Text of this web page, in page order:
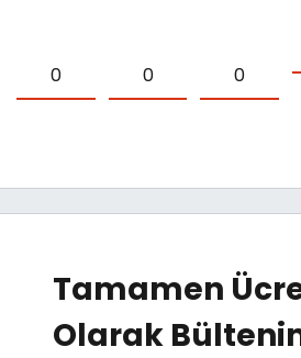
0 0 0
Tamamen
Olarak